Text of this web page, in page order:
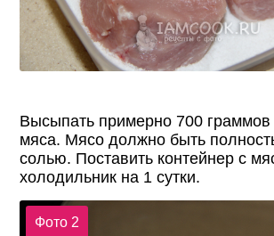
Высыпать примерно 700 граммов
мяса. Мясо должно быть
солью. Поставить контейнер с
холодильник на 1 сутки.
Фото 2